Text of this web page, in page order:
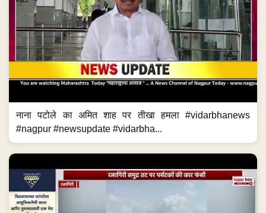
रत्नागिरी समुद्र तट पर पर्यटकों की कार फंसी #maharashtranews
#ratnagiri #newsupdate #maharashtra